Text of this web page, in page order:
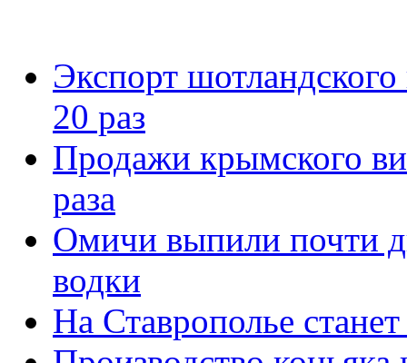
Экспорт
20 раз
Продажи крымского
раза
Омичи выпили почти
водки
На Ставрополье